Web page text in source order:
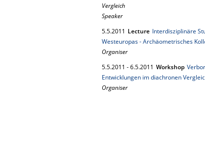
Vergleich
Speaker
5.5.2011 Lecture Interdisziplinäre
Westeuropas - Archäometrisches
Organiser
5.5.2011 -6.5.2011 Workshop
Entwicklungen im diachronen
Organiser